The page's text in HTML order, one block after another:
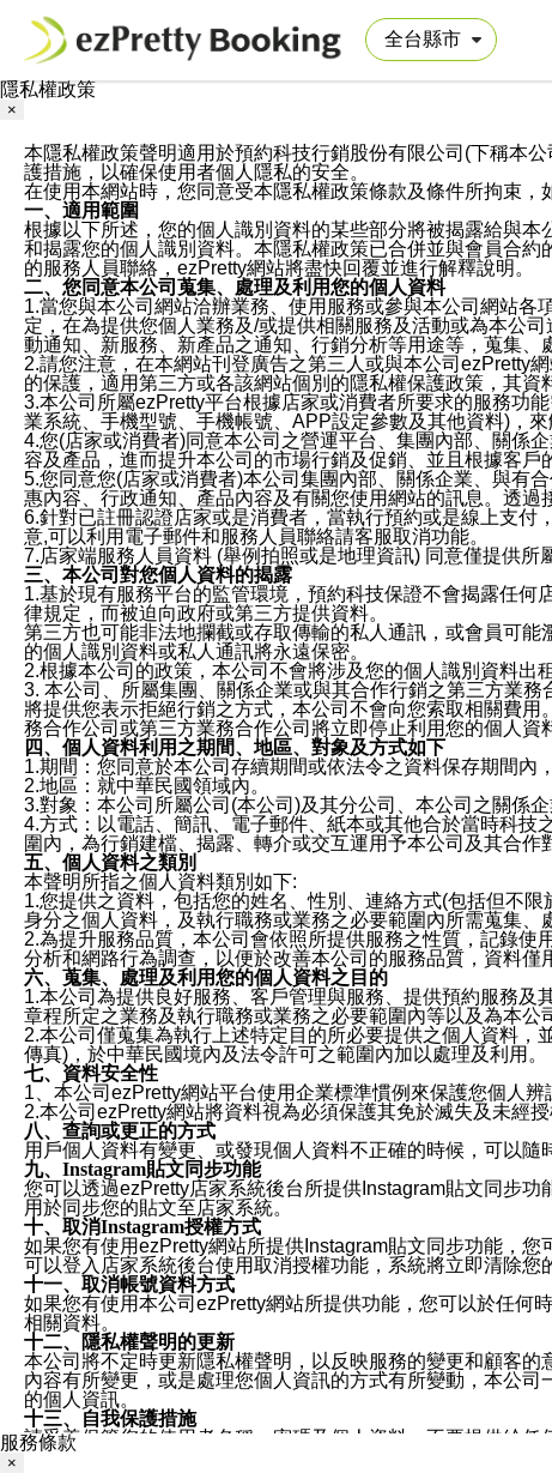
隱私權政策
×
本隱私權政策聲明適用於預約科技行銷股份有限公司(下稱本
護措施，以確保使用者個人隱私的安全。
在使用本網站時，您同意受本隱私權政策條款及條件所拘束，
一、適用範圍
根據以下所述，您的個人識別資料的某些部分將被揭露給與
和揭露您的個人識別資料。本隱私權政策已合併並與會員合
的服務人員聯絡，ezPretty網站將盡快回覆並進行解釋說明。
二、您同意本公司蒐集、處理及利用您的個人資料
1.當您與本公司網站洽辦業務、使用服務或參與本公司網站
定，在為提供您個人業務及/或提供相關服務及活動或為本公
動通知、新服務、新產品之通知、行銷分析等用途等，蒐集、
2.請您注意，在本網站刊登廣告之第三人或與本公司ezPretty
的保護，適用第三方或各該網站個別的隱私權保護政策，其
3.本公司所屬ezPretty平台根據店家或消費者所要求的服務功
業系統、手機型號、手機帳號、APP設定參數及其他資料)，
4.您(店家或消費者)同意本公司之營運平台、集團內部、關係
容及產品，進而提升本公司的市場行銷及促銷、並且根據客
5.您同意您(店家或消費者)本公司集團內部、關係企業、與有
惠內容、行政通知、產品內容及有關您使用網站的訊息。透
6.針對已註冊認證店家或是消費者，當執行預約或是線上支
意,可以利用電子郵件和服務人員聯絡請客服取消功能。
7.店家端服務人員資料 (舉例拍照或是地理資訊) 同意僅提供
三、本公司對您個人資料的揭露
1.基於現有服務平台的監管環境，預約科技保證不會揭露任
律規定，而被迫向政府或第三方提供資料。
第三方也可能非法地攔截或存取傳輸的私人通訊，或會員可
的個人識別資料或私人通訊將永遠保密。
2.根據本公司的政策，本公司不會將涉及您的個人識別資料出
3. 本公司、所屬集團、關係企業或與其合作行銷之第三方業
將提供您表示拒絕行銷之方式，本公司不會向您索取相關費
務合作公司或第三方業務合作公司將立即停止利用您的個人資
四、個人資料利用之期間、地區、對象及方式如下
1.期間：您同意於本公司存續期間或依法令之資料保存期間內
2.地區：就中華民國領域內。
3.對象：本公司所屬公司(本公司)及其分公司、本公司之關係
4.方式：以電話、簡訊、電子郵件、紙本或其他合於當時科
圍內，為行銷建檔、揭露、轉介或交互運用予本公司及其合作
五、個人資料之類別
本聲明所指之個人資料類別如下:
1.您提供之資料，包括您的姓名、性別、連絡方式(包括但不
身分之個人資料，及執行職務或業務之必要範圍內所需蒐集、
2.為提升服務品質，本公司會依照所提供服務之性質，記錄
分析和網路行為調查，以便於改善本公司的服務品質，資料僅
六、蒐集、處理及利用您的個人資料之目的
1.本公司為提供良好服務、客戶管理與服務、提供預約服務
章程所定之業務及執行職務或業務之必要範圍內等以及為本
2.本公司僅蒐集為執行上述特定目的所必要提供之個人資料，
傳真)，於中華民國境內及法令許可之範圍內加以處理及利用。
七、資料安全性
1、本公司ezPretty網站平台使用企業標準慣例來保護您個人
2.本公司ezPretty網站將資料視為必須保護其免於滅失及未經
八、查詢或更正的方式
用戶個人資料有變更、或發現個人資料不正確的時候，可以
九、Instagram貼文同步功能
您可以透過ezPretty店家系統後台所提供Instagram貼文同步
用於同步您的貼文至店家系統。
十、取消Instagram授權方式
如果您有使用ezPretty網站所提供Instagram貼文同步功能，
可以登入店家系統後台使用取消授權功能，系統將立即清除您
十一、取消帳號資料方式
如果您有使用本公司ezPretty網站所提供功能，您可以於任何
相關資料。
十二、隱私權聲明的更新
本公司將不定時更新隱私權聲明，以反映服務的變更和顧客
內容有所變更，或是處理您個人資訊的方式有所變動，本公
的個人資訊。
十三、自我保護措施
請妥善保管您的使用者名稱、密碼及個人資料，不要提供給
窗，以防止他人讀取您的個人資料、信件或進入所機關管理區。
服務條款
×